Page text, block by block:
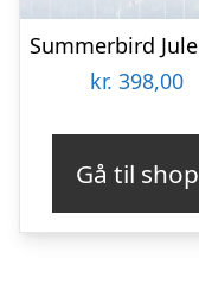
kr. 398,00
Gå til shop